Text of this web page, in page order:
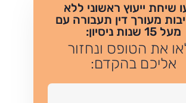
שיחת ייעוץ ראשוני ללא
מעורך דין תעבורה עם
מעל 15 שנות ניסיון:
את הטופס ונחזור
אליכם בהקדם: